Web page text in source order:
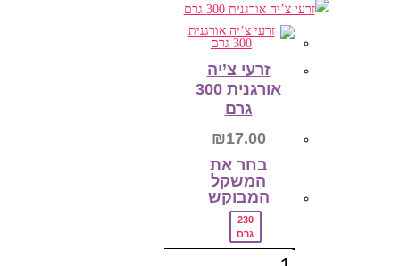
הוספה לסל
זרעי צ’יה
אורגנית 300
גרם
₪17.00
בחר את
המשקל
המבוקש‎
230
גרם